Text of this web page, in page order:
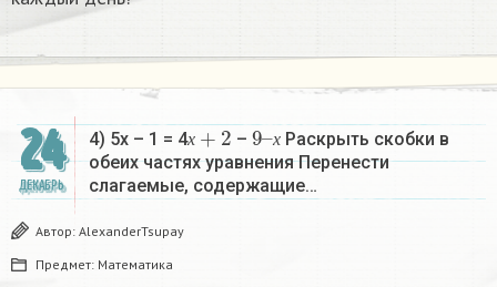
24
ДЕКАБРЬ
4) 5х – 1 = 4х
х+2
– х
9–
х
Раскрыть скобки в
обеих частях уравнения Перенести
слагаемые, содержащие…
Автор: AlexanderTsupay
Предмет: Математика